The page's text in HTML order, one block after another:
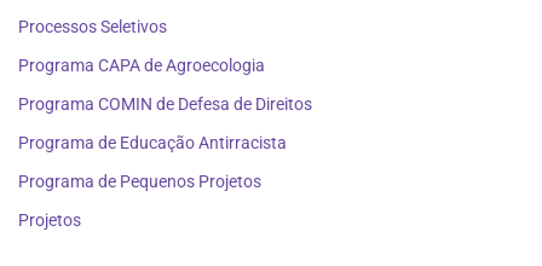
Processos Seletivos
Programa CAPA de Agroecologia
Programa COMIN de Defesa de Direitos
Programa de Educação Antirracista
Programa de Pequenos Projetos
Projetos